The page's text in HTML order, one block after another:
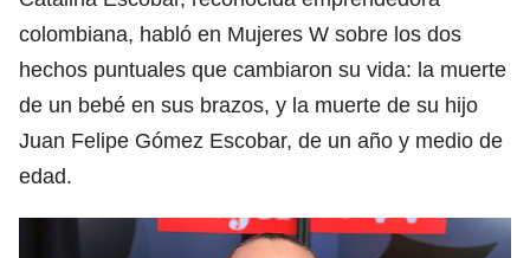
colombiana, habló en Mujeres W sobre los dos
hechos puntuales que cambiaron su vida: la muerte
de un bebé en sus brazos, y la muerte de su hijo
Juan Felipe Gómez Escobar, de un año y medio de
edad.